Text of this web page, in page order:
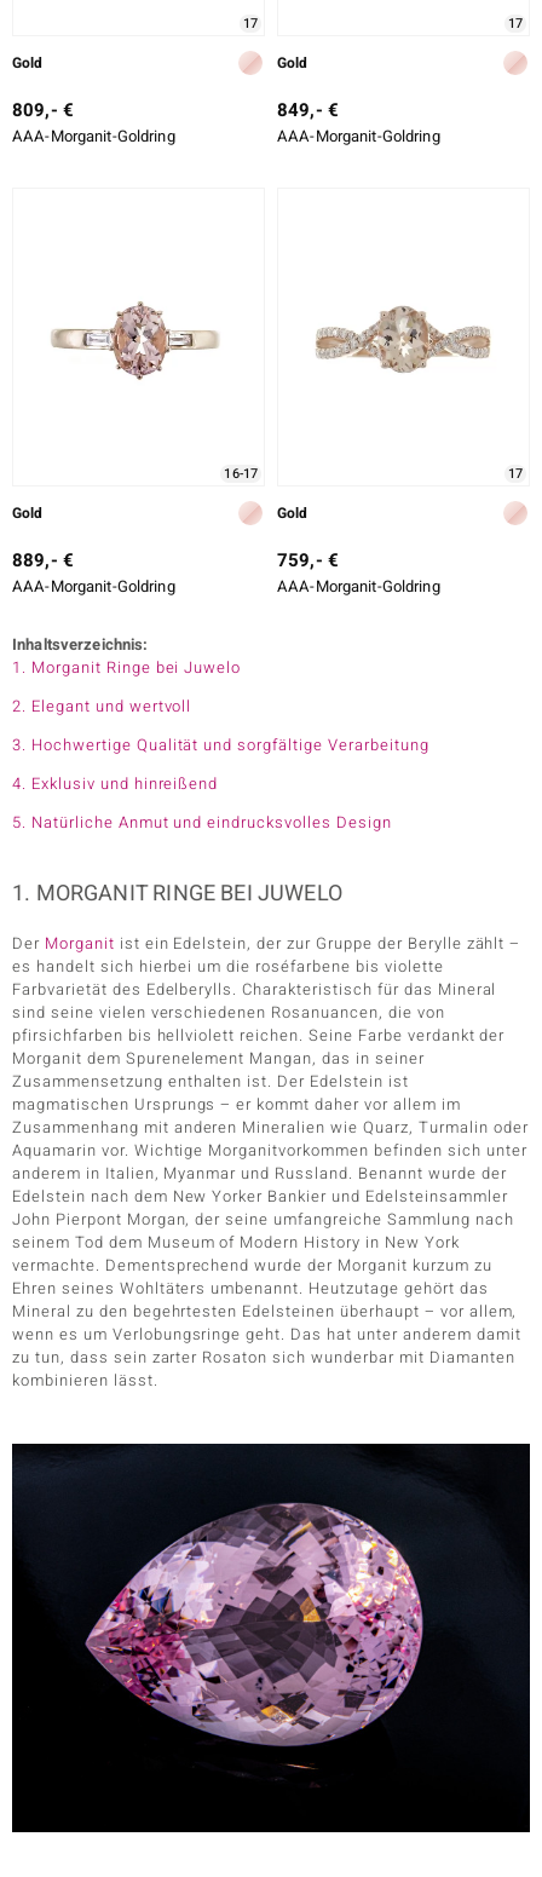
17
Gold
809,- €
AAA-Morganit-Goldring
17
Gold
849,- €
AAA-Morganit-Goldring
16-17
Gold
889,- €
AAA-Morganit-Goldring
17
Gold
759,- €
AAA-Morganit-Goldring
Inhaltsverzeichnis:
1. Morganit Ringe bei Juwelo
2. Elegant und wertvoll
3. Hochwertige Qualität und sorgfältige Verarbeitung
4. Exklusiv und hinreißend
5. Natürliche Anmut und eindrucksvolles Design
1. MORGANIT RINGE BEI JUWELO
Der Morganit ist ein Edelstein, der zur Gruppe der Berylle zählt –
es handelt sich hierbei um die roséfarbene bis violette
Farbvarietät des Edelberylls. Charakteristisch für das Mineral
sind seine vielen verschiedenen Rosanuancen, die von
pfirsichfarben bis hellviolett reichen. Seine Farbe verdankt der
Morganit dem Spurenelement Mangan, das in seiner
Zusammensetzung enthalten ist. Der Edelstein ist
magmatischen Ursprungs – er kommt daher vor allem im
Zusammenhang mit anderen Mineralien wie Quarz, Turmalin oder
Aquamarin vor. Wichtige Morganitvorkommen befinden sich unter
anderem in Italien, Myanmar und Russland. Benannt wurde der
Edelstein nach dem New Yorker Bankier und Edelsteinsammler
John Pierpont Morgan, der seine umfangreiche Sammlung nach
seinem Tod dem Museum of Modern History in New York
vermachte. Dementsprechend wurde der Morganit kurzum zu
Ehren seines Wohltäters umbenannt. Heutzutage gehört das
Mineral zu den begehrtesten Edelsteinen überhaupt – vor allem,
wenn es um Verlobungsringe geht. Das hat unter anderem damit
zu tun, dass sein zarter Rosaton sich wunderbar mit Diamanten
kombinieren lässt.